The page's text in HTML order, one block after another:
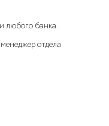
любого банка.
отдела